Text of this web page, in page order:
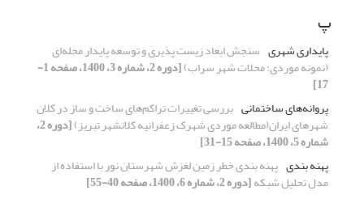
پ
پایداری شهری سنجش ابعاد زیست پذیری و توسعه پایدار محله‌ای
(نمونه موردی: محلات شهر سراب) [دوره 2، شماره 3، 1400، صفحه 1-
17]
پروانه‌های ساختمانی بررسی تغییرات تراکم‌های ساخت و ساز در کلان
شهرهای ایران(مطالعه موردی شهرک زعفرانیه کلانشهر تبریز) [دوره 2،
شماره 5، 1400، صفحه 15-31]
پهنه بندی پهنه بندی خطر زمین لغزش شهرستان نور با استفاده از
مدل تحلیل شبکه[دوره 2، شماره 6، 1400، صفحه 40-55]